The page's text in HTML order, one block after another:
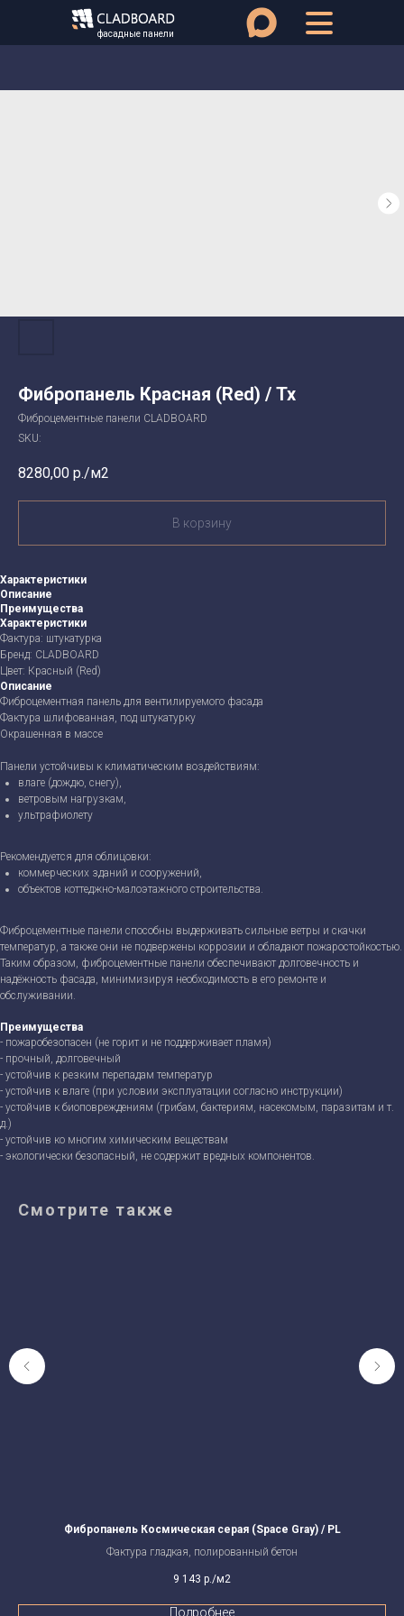
фасадные панели
Фибропанель Красная (Red) / Tx
Фиброцементные панели CLADBOARD
SKU:
8280,00 р./м2
В корзину
Характеристики
Описание
Преимущества
Характеристики
Фактура: штукатурка
Бренд: CLADBOARD
Цвет: Красный (Red)
Описание
Фиброцементная панель для вентилируемого фасада
Фактура шлифованная, под штукатурку
Окрашенная в массе
Панели устойчивы к климатическим воздействиям:
влаге (дождю, снегу),
ветровым нагрузкам,
ультрафиолету
Рекомендуется для облицовки:
коммерческих зданий и сооружений,
объектов коттеджно-малоэтажного строительства.
Фиброцементные панели способны выдерживать сильные ветры и скачки
температур, а также они не подвержены коррозии и обладают пожаростойкостью.
Таким образом, фиброцементные панели обеспечивают долговечность и
надёжность фасада, минимизируя необходимость в его ремонте и
обслуживании.
Преимущества
- пожаробезопасен (не горит и не поддерживает пламя)
- прочный, долговечный
- устойчив к резким перепадам температур
- устойчив к влаге (при условии эксплуатации согласно инструкции)
- устойчив к биоповреждениям (грибам, бактериям, насекомым, паразитам и т.
д.)
- устойчив ко многим химическим веществам
- экологически безопасный, не содержит вредных компонентов.
Смотрите также
Фибропанель Космическая серая (Space Gray) / PL
Фактура гладкая, полированный бетон
9 143 р./м2
Подробнее